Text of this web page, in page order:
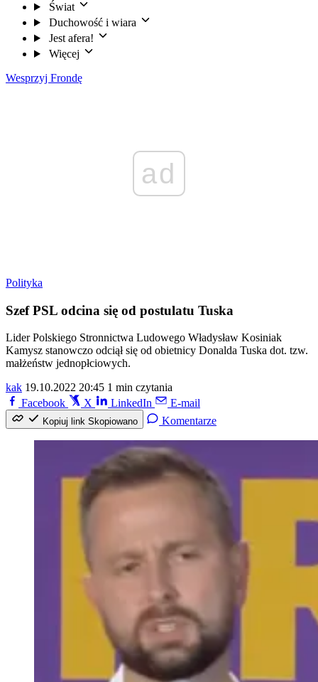
Świat
Duchowość i wiara
Jest afera!
Więcej
Wesprzyj Frondę
ad
Polityka
Szef PSL odcina się od postulatu Tuska
Lider Polskiego Stronnictwa Ludowego Władysław Kosiniak
Kamysz stanowczo odciął się od obietnicy Donalda Tuska dot. tzw.
małżeństw jednopłciowych.
kak 19.10.2022 20:45 1 min czytania
Facebook
X LinkedIn E-mail
Kopiuj link Skopiowano Komentarze